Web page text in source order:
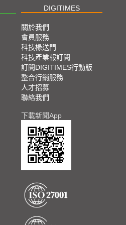
展展會精選
TAIPEI 展會精
DIGITIMES
關於我們
會員服務
科技椽送門
科技產業報訂閱
訂閱DIGITIMES行動版
整合行銷服務
人才招募
聯絡我們
下載新聞App